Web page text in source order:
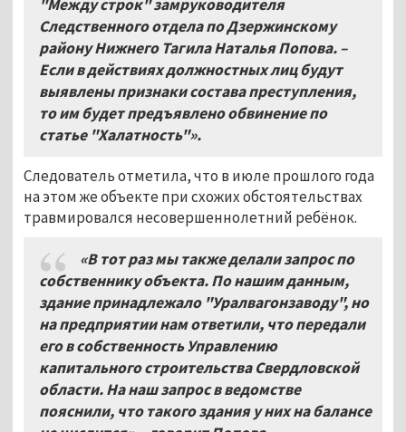
"Между строк" замруководителя
Следственного отдела по Дзержинскому
району Нижнего Тагила Наталья Попова. –
Если в действиях должностных лиц будут
выявлены признаки состава преступления,
то им будет предъявлено обвинение по
статье "Халатность"».
Следователь отметила, что в июле прошлого года
на этом же объекте при схожих обстоятельствах
травмировался несовершеннолетний ребёнок.
«В тот раз мы также делали запрос по
собственнику объекта. По нашим данным,
здание принадлежало "Уралвагонзаводу", но
на предприятии нам ответили, что передали
его в собственность Управлению
капитального строительства Свердловской
области. На наш запрос в ведомстве
пояснили, что такого здания у них на балансе